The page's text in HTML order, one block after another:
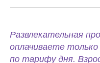
Развлекательная
оплачиваете
по тарифу дня.